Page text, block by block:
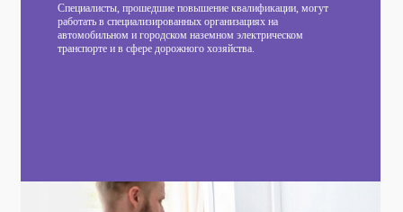
Специалисты, прошедшие повышение квалификации, могут
работать в специализированных организациях на
автомобильном и городском наземном электрическом
транспорте и в сфере дорожного хозяйства.